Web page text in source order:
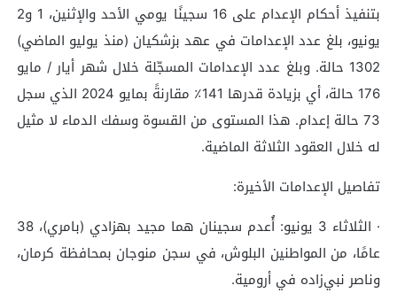
بتنفيذ أحكام الإعدام على 16 سجينًا يومي الأحد والإثنين، 1 و2
يونيو، بلغ عدد الإعدامات في عهد بزشكيان (منذ يوليو الماضي)
1302 حالة. وبلغ عدد الإعدامات المسجّلة خلال شهر أيار / مايو
176 حالة، أي بزيادة قدرها 141٪ مقارنةً بمايو 2024 الذي سجل
73 حالة إعدام. هذا المستوى من القسوة وسفك الدماء لا مثيل
له خلال العقود الثلاثة الماضية.
تفاصيل الإعدامات الأخيرة:
· الثلاثاء 3 يونيو: أُعدم سجينان هما مجيد بهزادي (بامري)، 38
عامًا، من المواطنين البلوش، في سجن منوجان بمحافظة كرمان،
وناصر نبي‌زاده في أرومية.